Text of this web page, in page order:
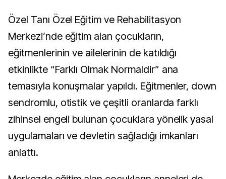
Özel Tanı Özel Eğitim ve Rehabilitasyon
Merkezi’nde eğitim alan çocukların,
eğitmenlerinin ve ailelerinin de katıldığı
etkinlikte “Farklı Olmak Normaldir” ana
temasıyla konuşmalar yapıldı. Eğitmenler, down
sendromlu, otistik ve çeşitli oranlarda farklı
zihinsel engeli bulunan çocuklara yönelik yasal
uygulamaları ve devletin sağladığı imkanları
anlattı.